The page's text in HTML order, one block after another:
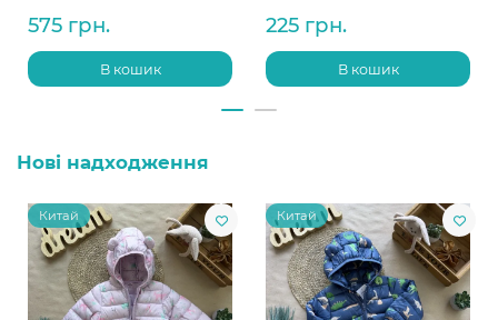
575 грн.
В кошик
225 грн.
В кошик
Нові надходження
Китай Китай